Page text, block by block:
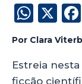
W
h
a
ts
X
Por Clara
Estreia
ficção